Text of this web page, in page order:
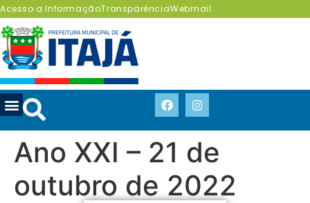
Acesso a InformaçãoTransparênciaWebmail
Ano XXI – 21 de
outubro de 2022